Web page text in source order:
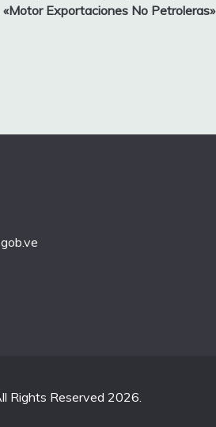
«Motor Exportaciones No Petroleras»
Rights Reserved 2026.